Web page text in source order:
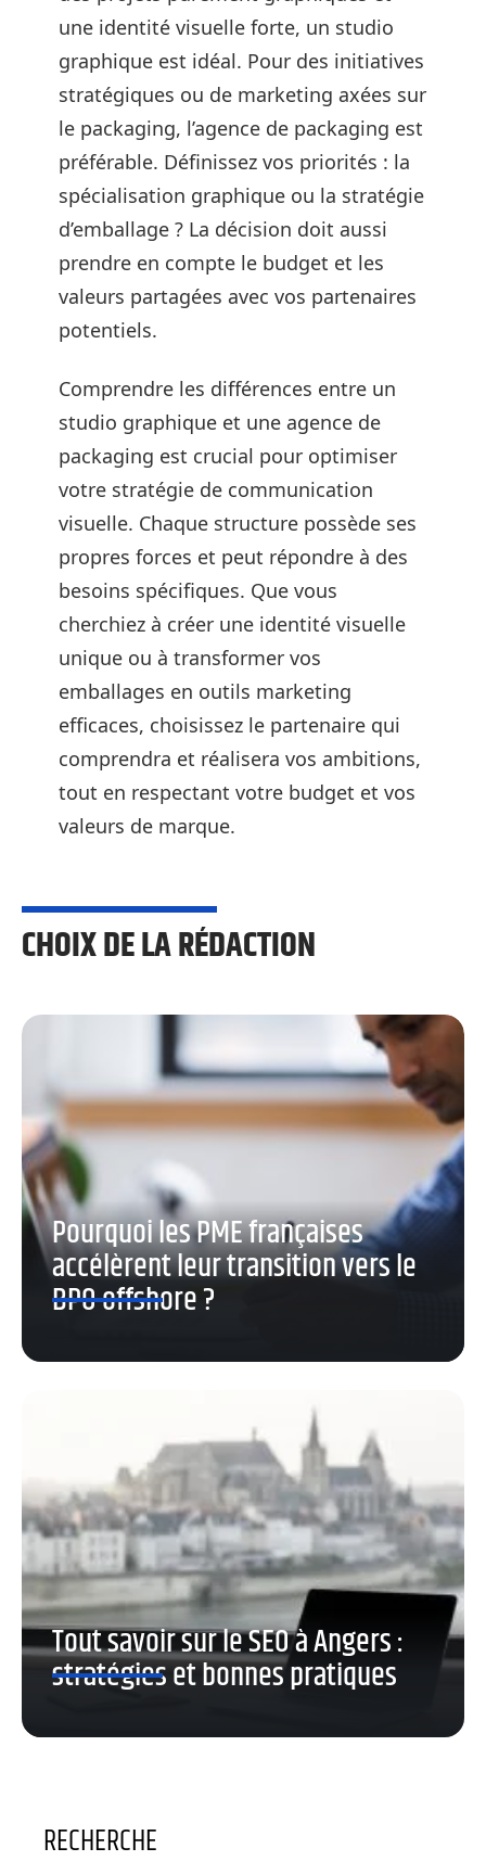
une identité visuelle forte, un studio
graphique est idéal. Pour des initiatives
stratégiques ou de marketing axées sur
le packaging, l’agence de packaging est
préférable. Définissez vos priorités : la
spécialisation graphique ou la stratégie
d’emballage ? La décision doit aussi
prendre en compte le budget et les
valeurs partagées avec vos partenaires
potentiels.
Comprendre les différences entre un
studio graphique et une agence de
packaging est crucial pour optimiser
votre stratégie de communication
visuelle. Chaque structure possède ses
propres forces et peut répondre à des
besoins spécifiques. Que vous
cherchiez à créer une identité visuelle
unique ou à transformer vos
emballages en outils marketing
efficaces, choisissez le partenaire qui
comprendra et réalisera vos ambitions,
tout en respectant votre budget et vos
valeurs de marque.
CHOIX DE LA RÉDACTION
Pourquoi les PME françaises
accélèrent leur transition vers le
BPO offshore ?
Tout savoir sur le SEO à Angers :
stratégies et bonnes pratiques
RECHERCHE